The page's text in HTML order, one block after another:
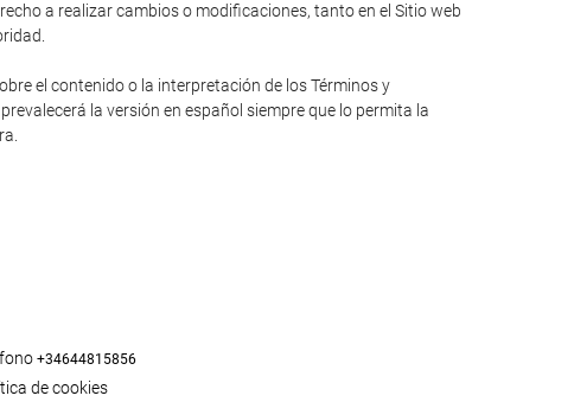
a realizar cambios o modificaciones, tanto en el Sitio web
el contenido o la interpretación de los Términos y
la versión en español siempre que lo permita la
+34644815856
de cookies